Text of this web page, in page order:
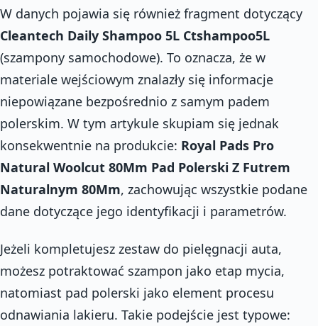
W danych pojawia się również fragment dotyczący
Cleantech Daily Shampoo 5L Ctshampoo5L
(szampony samochodowe). To oznacza, że w
materiale wejściowym znalazły się informacje
niepowiązane bezpośrednio z samym padem
polerskim. W tym artykule skupiam się jednak
konsekwentnie na produkcie: Royal Pads Pro
Natural Woolcut 80Mm Pad Polerski Z Futrem
Naturalnym 80Mm, zachowując wszystkie podane
dane dotyczące jego identyfikacji i parametrów.
Jeżeli kompletujesz zestaw do pielęgnacji auta,
możesz potraktować szampon jako etap mycia,
natomiast pad polerski jako element procesu
odnawiania lakieru. Takie podejście jest typowe: